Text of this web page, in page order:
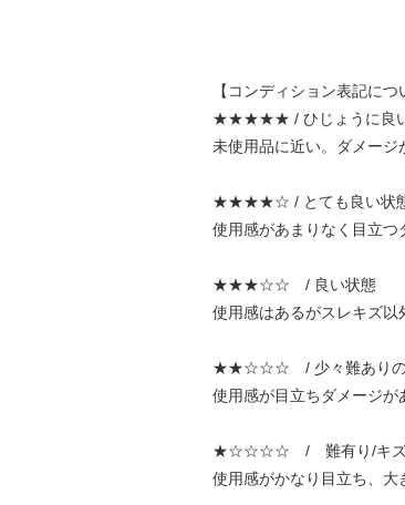
【コンディション表記につ
★★★★★ / ひじょうに良
未使用品に近い。ダメージ
★★★★☆ / とても良い状
使用感があまりなく目立つ
★★★☆☆ / 良い状態
使用感はあるがスレキズ以
★★☆☆☆ / 少々難ありの
使用感が目立ちダメージが
★☆☆☆☆ / 難有り/キズ
使用感がかなり目立ち、大